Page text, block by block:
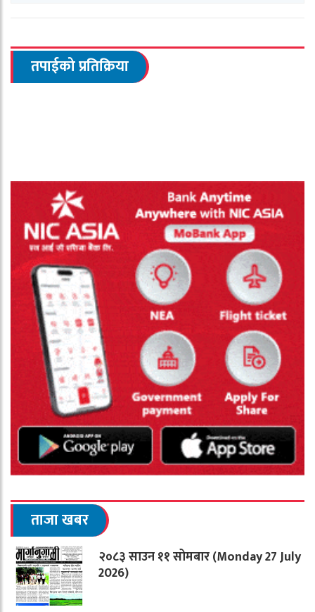
तपाईको प्रतिक्रिया
ताजा खबर
२०८३ साउन ११ सोमबार (Monday 27 July
2026)